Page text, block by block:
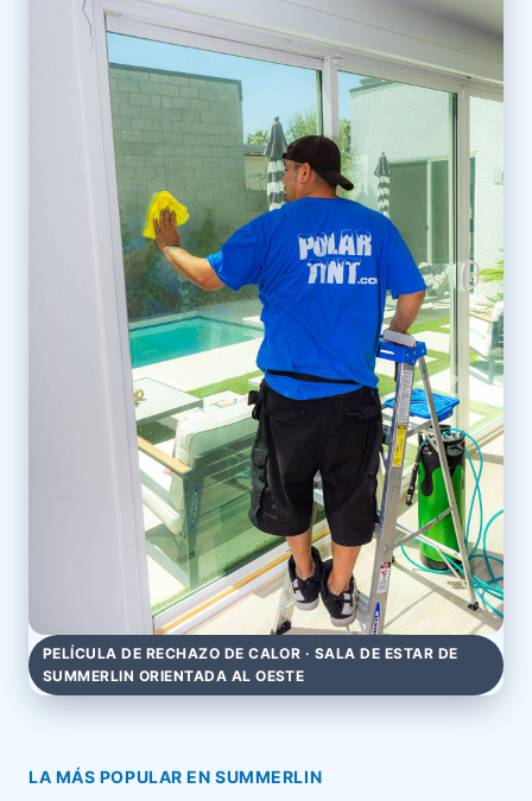
PELÍCULA DE RECHAZO DE CALOR · SALA DE ESTAR DE
SUMMERLIN ORIENTADA AL OESTE
LA MÁS POPULAR EN SUMMERLIN